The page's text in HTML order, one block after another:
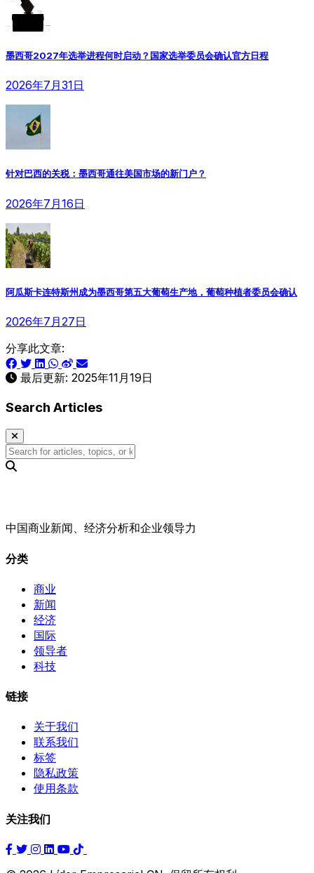
墨西哥2027年选举进程何时启动？国家选举委员会确认官方日程
2026年7月31日
针对巴西的关税：墨西哥通往美国市场的新门户？
2026年7月16日
阿瓜斯卡连特斯州成为墨西哥第五大葡萄生产地，葡萄种植者委员会确认
2026年7月27日
分享此文章:
最后更新: 2025年11月19日
Search Articles
中国商业新闻、经济分析和企业领导力
分类
商业
新闻
经济
国际
领导者
科技
链接
关于我们
联系我们
标签
隐私政策
使用条款
关注我们